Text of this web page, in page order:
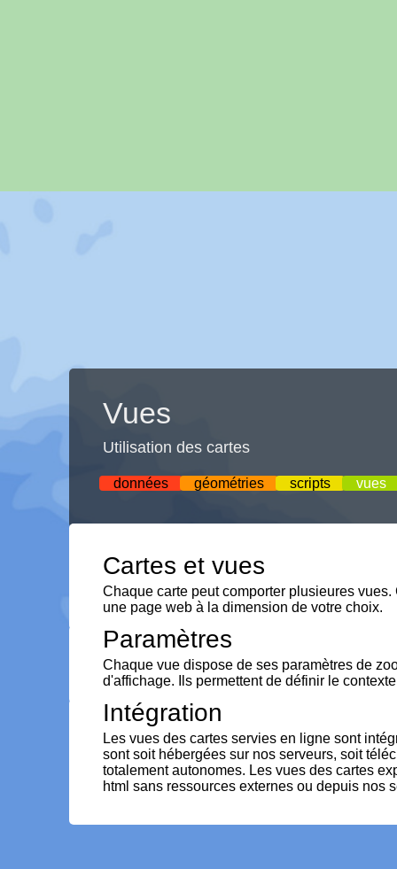
Vues
Utilisation des cartes
données géométries scripts vues
Cartes et vues
Chaque carte peut comporter plusieures
une page web à la dimension de votre choix.
Paramètres
Chaque vue dispose de ses paramètres de
d'affichage. Ils permettent de définir le
Intégration
Les vues des cartes servies en ligne sont
sont soit hébergées sur nos serveurs, soit
totalement autonomes. Les vues des cartes
html sans ressources externes ou depuis nos